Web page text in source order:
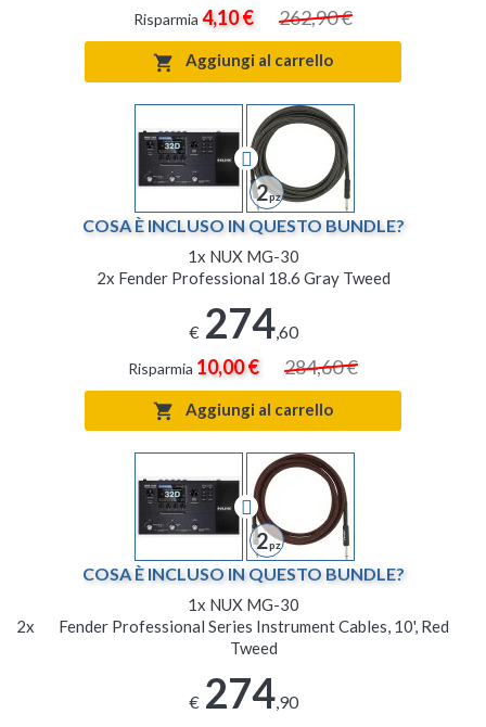
Risparmia 4,10 € 262,90 €
 Aggiungi al carrello
2
COSA È INCLUSO IN QUESTO BUNDLE?
1x NUX MG-30
2x Fender Professional 18.6 Gray Tweed
€ 274,60
Risparmia 10,00 € 284,60 €
 Aggiungi al carrello
2
COSA È INCLUSO IN QUESTO BUNDLE?
1x NUX MG-30
2x
Fender Professional Series Instrument Cables, 10', Red
Tweed
€ 274,90